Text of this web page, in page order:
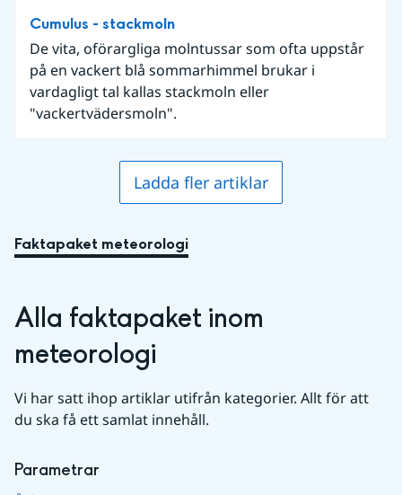
Cumulus - stackmoln
De vita, oförargliga molntussar som ofta uppstår
på en vackert blå sommarhimmel brukar i
vardagligt tal kallas stackmoln eller
"vackertvädersmoln".
Ladda fler artiklar
Faktapaket meteorologi
Alla faktapaket inom
meteorologi
Vi har satt ihop artiklar utifrån kategorier. Allt för att
du ska få ett samlat innehåll.
Parametrar